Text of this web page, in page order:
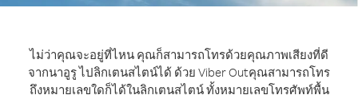
ไม่ว่าคุณจะอยู่ที่ไหน คุณก็สามารถโทรด้วยคุณภาพเสียงที่ดี
จากนาอูรู ไปลิกเตนสไตน์ได้ ด้วย Viber Outคุณสามารถโทร
ถึงหมายเลขใดก็ได้ในลิกเตนสไตน์ ทั้งหมายเลขโทรศัพท์พื้น